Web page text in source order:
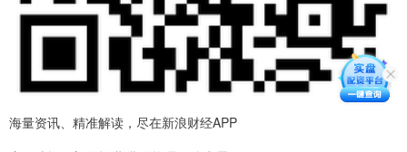
海量资讯、精准解读，尽在新浪财经APP